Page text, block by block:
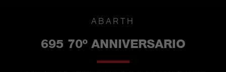
ABARTH
695 70º ANNIVERSARIO